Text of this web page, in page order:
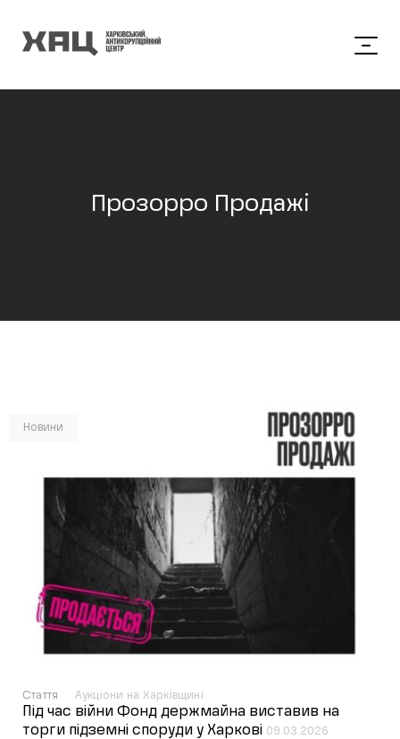
Прозорро Продажі
Новини
Стаття Аукціони на Харківщині
Під час війни Фонд держмайна виставив на
торги підземні споруди у Харкові 09.03.2026